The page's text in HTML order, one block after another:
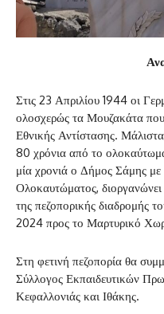
Στις 23 Απριλίου 1944 οι
ολοσχερώς τα Μουζακάτα
Εθνικής Αντίστασης.
80 χρόνια από το
μία χρονιά ο Δήμος Σάμης
Ολοκαυτώματος,
της πεζοπορικής διαδρομής
2024 προς το Μαρτυρικό
Στη φετινή πεζοπορία θα
Σύλλογος Εκπαιδευτικών
Κεφαλλονιάς και Ιθάκης.